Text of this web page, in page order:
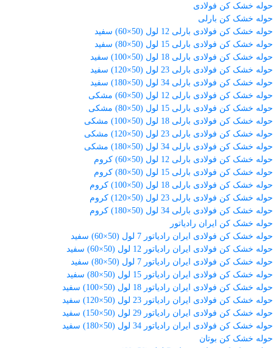
حوله خشک کن فولادی
حوله خشک کن بارلی
حوله خشک کن فولادی بارلی 12 لول (50×60) سفید
حوله خشک کن فولادی بارلی 15 لول (50×80) سفید
حوله خشک کن فولادی بارلی 18 لول (50×100) سفید
حوله خشک کن فولادی بارلی 23 لول (50×120) سفید
حوله خشک کن فولادی بارلی 34 لول (50×180) سفید
حوله خشک کن فولادی بارلی 12 لول (50×60) مشکی
حوله خشک کن فولادی بارلی 15 لول (50×80) مشکی
حوله خشک کن فولادی بارلی 18 لول (50×100) مشکی
حوله خشک کن فولادی بارلی 23 لول (50×120) مشکی
حوله خشک کن فولادی بارلی 34 لول (50×180) مشکی
حوله خشک کن فولادی بارلی 12 لول (50×60) کروم
حوله خشک کن فولادی بارلی 15 لول (50×80) کروم
حوله خشک کن فولادی بارلی 18 لول (50×100) کروم
حوله خشک کن فولادی بارلی 23 لول (50×120) کروم
حوله خشک کن فولادی بارلی 34 لول (50×180) کروم
حوله خشک کن ایران رادیاتور
حوله خشک کن فولادی ایران رادیاتور 7 لول (50×60) سفید
حوله خشک کن فولادی ایران رادیاتور 12 لول (50×60) سفید
حوله خشک کن فولادی ایران رادیاتور 7 لول (50×80) سفید
حوله خشک کن فولادی ایران رادیاتور 15 لول (50×80) سفید
حوله خشک کن فولادی ایران رادیاتور 18 لول (50×100) سفید
حوله خشک کن فولادی ایران رادیاتور 23 لول (50×120) سفید
حوله خشک کن فولادی ایران رادیاتور 29 لول (50×150) سفید
حوله خشک کن فولادی ایران رادیاتور 34 لول (50×180) سفید
حوله خشک کن بوتان